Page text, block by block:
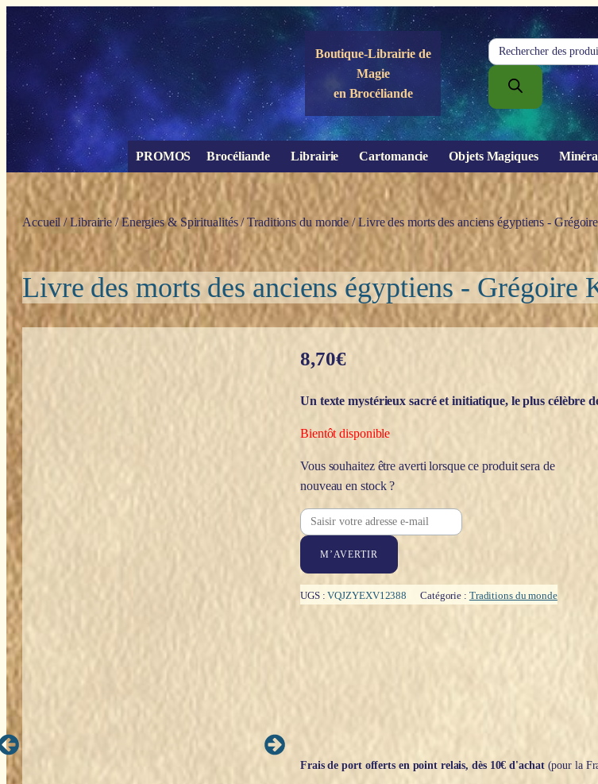
Panneau de gestion des cookies
Boutique-Librairie de
Magie
en Brocéliande
Recherche
de
produits
PROMOS Brocéliande Librairie Cartomancie Objets Magiques
Accueil /Librairie/Energies & Spiritualités/Traditions du monde/ Livre des morts des anciens égyptiens -
Livre des morts des anciens égyptiens - Grégoire
8,70€
Un texte mystérieux sacré et initiatique, le plus célèbre
Bientôt disponible
Vous souhaitez être averti lorsque ce produit sera de
nouveau en stock ?
M’AVERTIR
UGS :VQJZYEXV12388 Catégorie : Traditions du monde
Frais de port offerts en point relais, dès 10€ d'achat(pour la